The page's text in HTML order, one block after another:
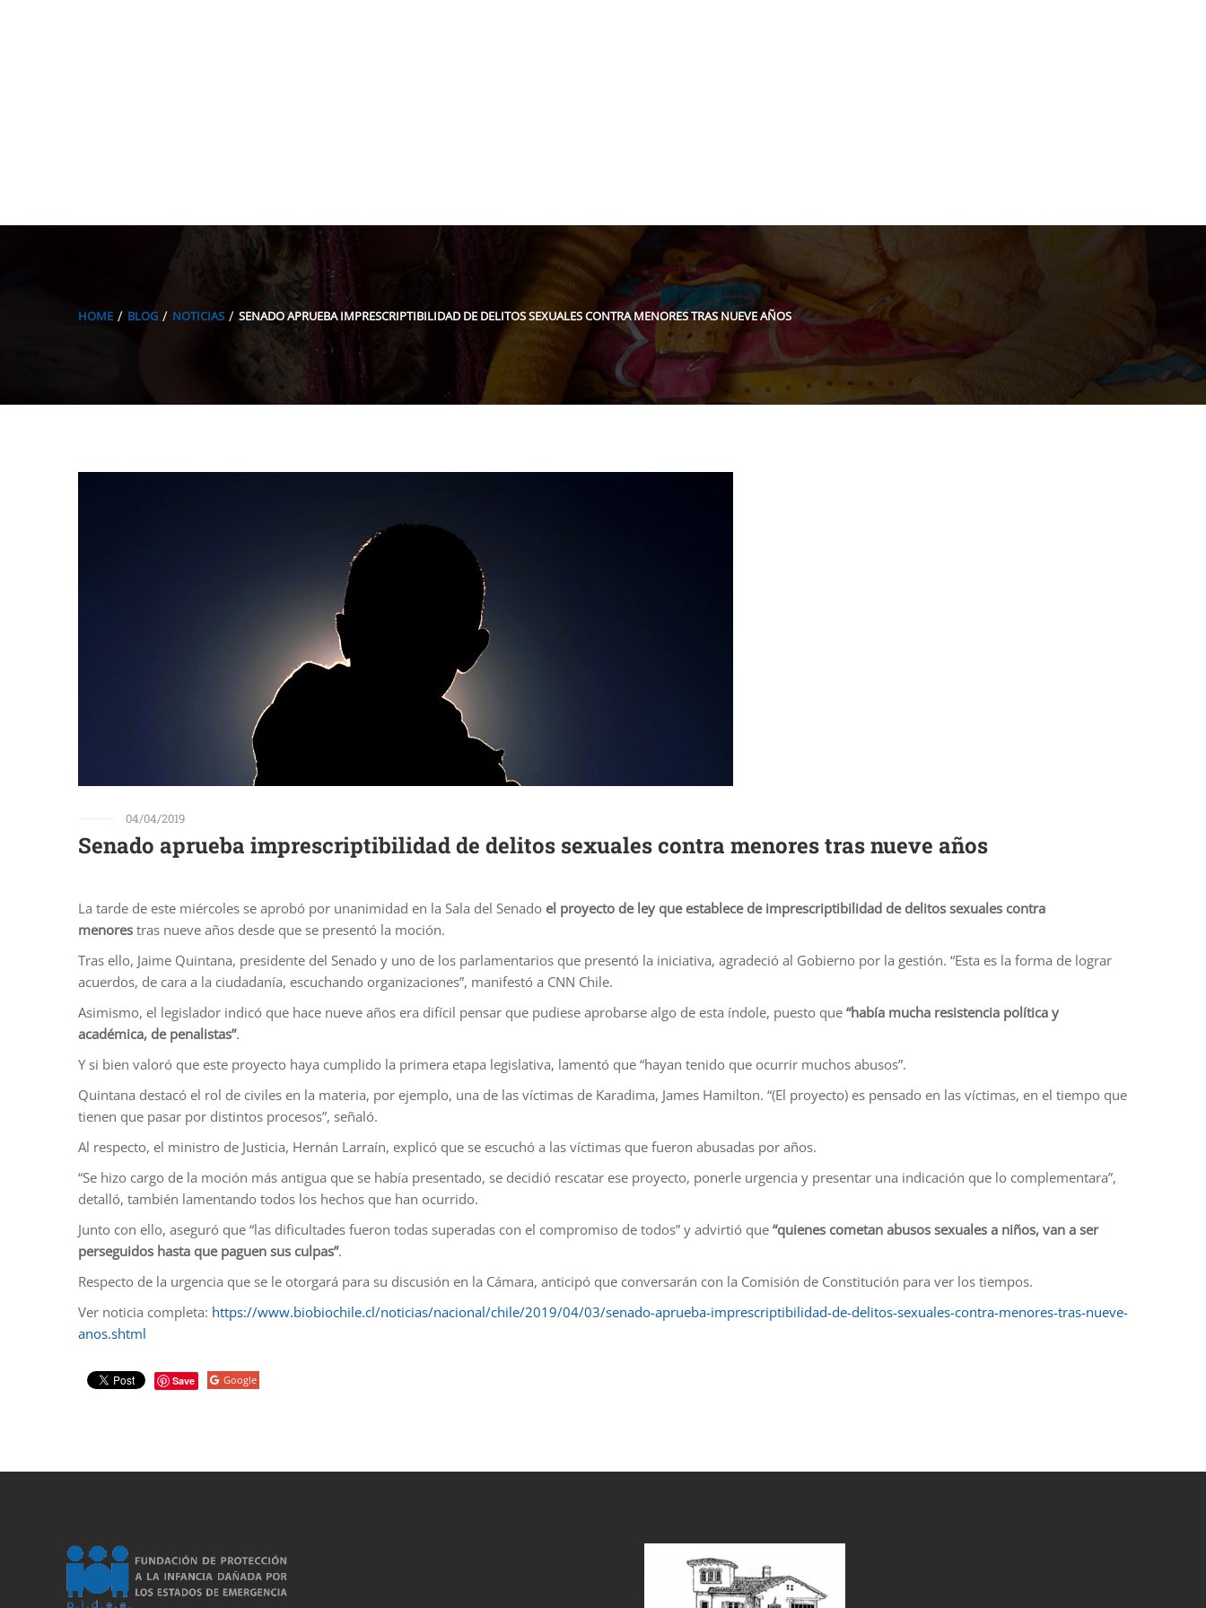
HOME BLOG NOTICIAS SENADO APRUEBA IMPRESCRIPTIBILIDAD DE DELITOS SEXUALES CONTRA MENORES TRAS NUEVE AÑOS
04/04/2019
Senado aprueba imprescriptibilidad de delitos sexuales contra menores tras nueve años
La tarde de este miércoles se aprobó por unanimidad en la Sala del Senado el proyecto de ley que establece de imprescriptibilidad de delitos sexuales contra
menores tras nueve años desde que se presentó la moción.
Tras ello, Jaime Quintana, presidente del Senado y uno de los parlamentarios que presentó la iniciativa, agradeció al Gobierno por la gestión. “Esta es la forma de lograr
acuerdos, de cara a la ciudadanía, escuchando organizaciones”, manifestó a CNN Chile.
Asimismo, el legislador indicó que hace nueve años era difícil pensar que pudiese aprobarse algo de esta índole, puesto que “había mucha resistencia política y
académica, de penalistas”.
Y si bien valoró que este proyecto haya cumplido la primera etapa legislativa, lamentó que “hayan tenido que ocurrir muchos abusos”.
Quintana destacó el rol de civiles en la materia, por ejemplo, una de las víctimas de Karadima, James Hamilton. “(El proyecto) es pensado en las víctimas, en el tiempo que
tienen que pasar por distintos procesos”, señaló.
Al respecto, el ministro de Justicia, Hernán Larraín, explicó que se escuchó a las víctimas que fueron abusadas por años.
“Se hizo cargo de la moción más antigua que se había presentado, se decidió rescatar ese proyecto, ponerle urgencia y presentar una indicación que lo complementara”,
detalló, también lamentando todos los hechos que han ocurrido.
Junto con ello, aseguró que “las dificultades fueron todas superadas con el compromiso de todos” y advirtió que “quienes cometan abusos sexuales a niños, van a ser
perseguidos hasta que paguen sus culpas”.
Respecto de la urgencia que se le otorgará para su discusión en la Cámara, anticipó que conversarán con la Comisión de Constitución para ver los tiempos.
Ver noticia completa: https://www.biobiochile.cl/noticias/nacional/chile/2019/04/03/senado-aprueba-imprescriptibilidad-de-delitos-sexuales-contra-menores-tras-nueve-
anos.shtml
Google
Save